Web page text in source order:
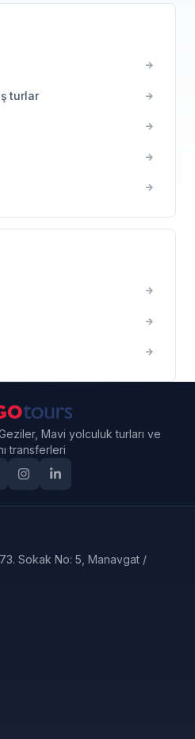
turlar
Mavi yolculuk turları ve
transferleri
Sokak No: 5, Manavgat /